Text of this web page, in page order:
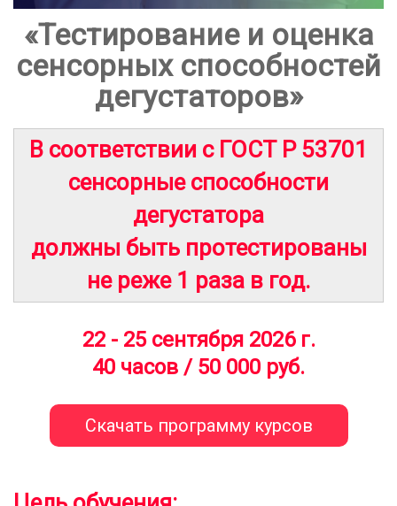
«Тестирование и оценка
сенсорных способностей
дегустаторов»
В соответствии с ГОСТ Р 53701
сенсорные способности
дегустатора
должны быть протестированы
не реже 1 раза в год.
22 - 25 сентября 2026 г.
40 часов / 50 000 руб.